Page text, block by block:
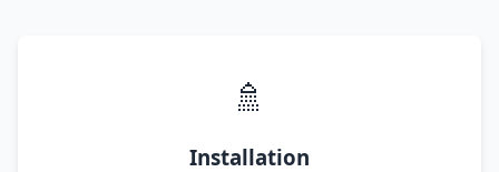
🚿
Installation